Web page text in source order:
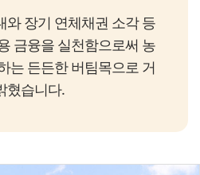
와 장기 연체채권 소각 등
금융을 실천함으로써 농
는 든든한 버팀목으로 거
혔습니다.